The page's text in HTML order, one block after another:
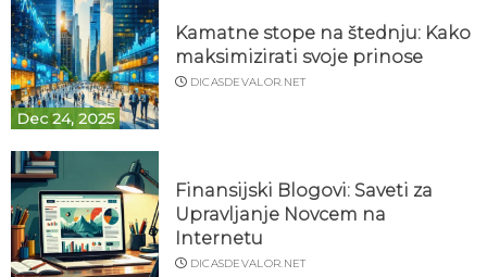
Dec 24, 2025
Kamatne stope na štednju: Kako
maksimizirati svoje prinose
DICASDEVALOR.NET
Finansijski Blogovi: Saveti za
Upravljanje Novcem na
Internetu
DICASDEVALOR.NET